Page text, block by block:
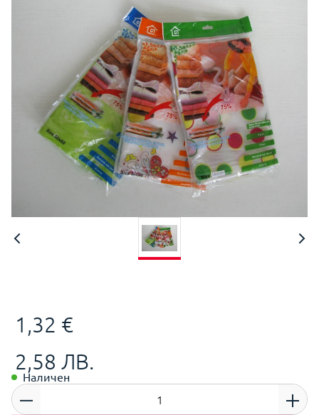
1,32 €
2,58 ЛВ.
Наличен